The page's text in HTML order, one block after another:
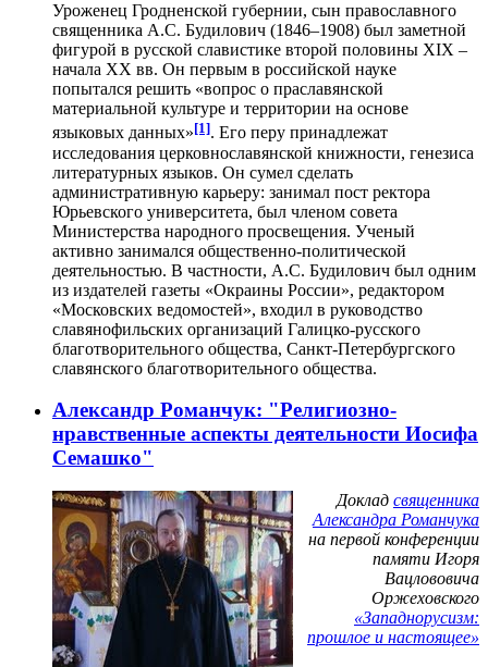
Уроженец Гродненской губернии, сын православного
священника А.С. Будилович (1846–1908) был заметной
фигурой в русской славистике второй половины XIX –
начала XX вв. Он первым в российской науке
попытался решить «вопрос о праславянской
материальной культуре и территории на основе
языковых данных»[1]. Его перу принадлежат
исследования церковнославянской книжности, генезиса
литературных языков. Он сумел сделать
административную карьеру: занимал пост ректора
Юрьевского университета, был членом совета
Министерства народного просвещения. Ученый
активно занимался общественно-политической
деятельностью. В частности, А.С. Будилович был одним
из издателей газеты «Окраины России», редактором
«Московских ведомостей», входил в руководство
славянофильских организаций Галицко-русского
благотворительного общества, Санкт-Петербургского
славянского благотворительного общества.
Александр Романчук: "Религиозно-
нравственные аспекты деятельности Иосифа
Семашко"
Доклад священника
Александра Романчука
на первой конференции
памяти Игоря
Вацлововича
Оржеховского
«Западнорусизм:
прошлое и настоящее»